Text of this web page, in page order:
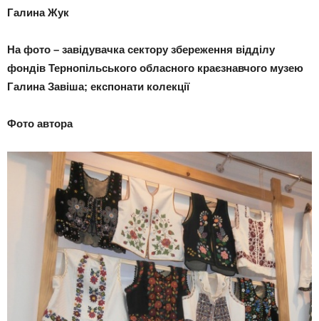
Галина Жук
На фото – завідувачка сектору збереження відділу
фондів Тернопільського обласного краєзнавчого музею
Галина Завіша; експонати колекції
Фото автора